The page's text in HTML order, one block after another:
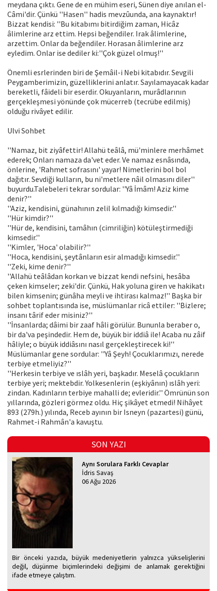
meydana çıktı. Gene de en mühim eseri, Sünen diye anılan el-
Câmi'dir. Çünkü ''Hasen'' hadis mevzûunda, ana kaynaktır!
Bizzat kendisi: ''Bu kitabımı bitirdiğim zaman, Hicâz
âlimlerine arz ettim. Hepsi beğendiler. Irak âlimlerine,
arzettim. Onlar da beğendiler. Horasan âlimlerine arz
eyledim. Onlar ise dediler ki:''Çok güzel olmuş!''
Önemli esrlerinden biri de Şemâil-i Nebi kitabıdır. Sevgili
Peygamberimizin, güzelliklerini anlatır. Sayılamayacak kadar
bereketli, fâideli bir eserdir. Okuyanların, murâdlarının
gerçekleşmesi yönünde çok mücerreb (tecrübe edilmiş)
olduğu rivâyet edilir.
Ulvi Sohbet
''Namaz, bit ziyâfettir! Allahü teâlâ, mü'minlere merhâmet
ederek; Onları namaza da'vet eder. Ve namaz esnâsında,
önlerine, 'Rahmet sofrasını' yayar! Nimetlerini bol bol
dağıtır. Sevdiği kulların, bu ni'metlere nâil olmasını diler''
buyurdu.Talebeleri tekrar sordular: ''Yâ İmâm! Aziz kime
denir?''
''Aziz, kendisini, günahının zelil kılmadığı kimsedir.''
''Hür kimdir?''
''Hür de, kendisini, tamâhın (cimriliğin) kötüleştirmediği
kimsedir.''
''Kimler, 'Hoca' olabilir?''
''Hoca, kendisini, şeytânların esir almadığı kimsedir.''
''Zeki, kime denir?''
''Allahü teâlâdan korkan ve bizzat kendi nefsini, hesâba
çeken kimseler; zeki'dir. Çünkü, Hak yoluna giren ve hakikatı
bilen kimsenin; günâha meyli ve ihtirası kalmaz!'' Başka bir
sohbet toplantısında ise, müslümanlar ricâ ettiler: ''Bizlere;
insanı târif eder misiniz?''
''İnsanlarda; dâimi bir zaaf hâli görülür. Bununla beraber o,
bir da'va peşindedir. Hem de, büyük bir iddiâ ile! Acaba nu zâif
hâliyle; o büyük iddiâsını nasıl gerçekleştirecek ki!''
Müslümanlar gene sordular: ''Yâ Şeyh! Çocuklarımızı, nerede
terbiye etmeliyiz?''
''Herkesin terbiye ve ıslâh yeri, başkadır. Meselâ çocukların
terbiye yeri; mektebdir. Yolkesenlerin (eşkiyânın) ıslâh yeri:
zindan. Kadınların terbiye mahalli de; evleridir.'' Ömrünün son
yıllarında, gözleri görmez oldu. Hiç şikâyet etmedi! Nihâyet
893 (279h.) yılında, Receb ayının bir Isneyn (pazartesi) günü,
Rahmet-i Rahmân'a kavuştu.
SON YAZI
Aynı Sorulara Farklı Cevaplar
İdris Savaş
06 Ağu 2026
Bir önceki yazıda, büyük medeniyetlerin yalnızca yükselişlerini
değil, düşünme biçimlerindeki değişimi de anlamak gerektiğini
ifade etmeye çalıştım.